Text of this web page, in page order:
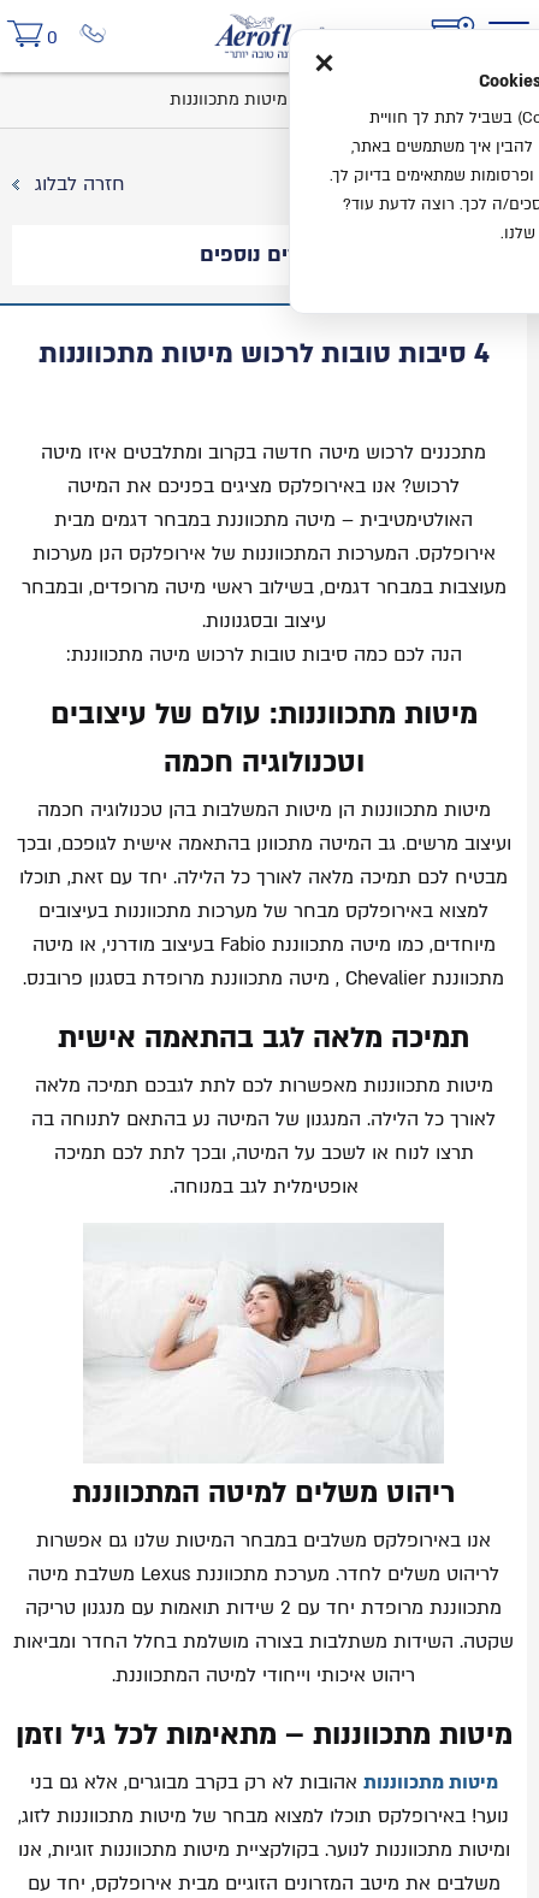
0
חזרה לבלוג
מאמרים נוספים
4 סיבות טובות לרכוש מיטות מתכווננות
מתכננים לרכוש מיטה חדשה בקרוב ומתלבטים איזו מיטה
לרכוש? אנו באירופלקס מציגים בפניכם את המיטה
האולטימטיבית – מיטה מתכווננת במבחר דגמים מבית
אירופלקס. המערכות המתכווננות של אירופלקס הנן מערכות
מעוצבות במבחר דגמים, בשילוב ראשי מיטה מרופדים, ובמבחר
עיצוב ובסגנונות.
הנה לכם כמה סיבות טובות לרכוש מיטה מתכווננת:
מיטות מתכווננות: עולם של עיצובים
וטכנולוגיה חכמה
מיטות מתכווננות הן מיטות המשלבות בהן טכנולוגיה חכמה
ועיצוב מרשים. גב המיטה מתכוונן בהתאמה אישית לגופכם, ובכך
מבטיח לכם תמיכה מלאה לאורך כל הלילה. יחד עם זאת, תוכלו
למצוא באירופלקס מבחר של מערכות מתכווננות בעיצובים
מיוחדים, כמו מיטה מתכווננת Fabio בעיצוב מודרני, או מיטה
מתכווננת Chevalier , מיטה מתכווננת מרופדת בסגנון פרובנס.
תמיכה מלאה לגב בהתאמה אישית
מיטות מתכווננות מאפשרות לכם לתת לגבכם תמיכה מלאה
לאורך כל הלילה. המנגנון של המיטה נע בהתאם לתנוחה בה
תרצו לנוח או לשכב על המיטה, ובכך לתת לכם תמיכה
אופטימלית לגב במנוחה.
ריהוט משלים למיטה המתכווננת
אנו באירופלקס משלבים במבחר המיטות שלנו גם אפשרות
לריהוט משלים לחדר. מערכת מתכווננת Lexus משלבת מיטה
מתכווננת מרופדת יחד עם 2 שידות תואמות עם מנגנון טריקה
שקטה. השידות משתלבות בצורה מושלמת בחלל החדר ומביאות
ריהוט איכותי וייחודי למיטה המתכווננת.
מיטות מתכווננות – מתאימות לכל גיל וזמן
מיטות מתכווננות אהובות לא רק בקרב מבוגרים, אלא גם בני
נוער! באירופלקס תוכלו למצוא מבחר של מיטות מתכווננות לזוג,
ומיטות מתכווננות לנוער. בקולקציית מיטות מתכווננות זוגיות, אנו
משלבים את מיטב המזרונים הזוגיים מבית אירופלקס, יחד עם
×
אנחנו משתמשים בעוגיות (Cookies) בשביל לתת לך חוויית
להבין איך משתמשים באתר,
שמתאימים בדיוק לך.
ה לכך. רוצה לדעת עוד?